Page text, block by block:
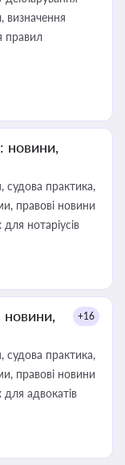
визначення
правил
новини,
судова практика,
правові новини
нотаріусів
новини,
+16
судова практика,
правові новини
адвокатів